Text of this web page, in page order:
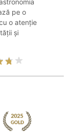
pe o
o atenție
și